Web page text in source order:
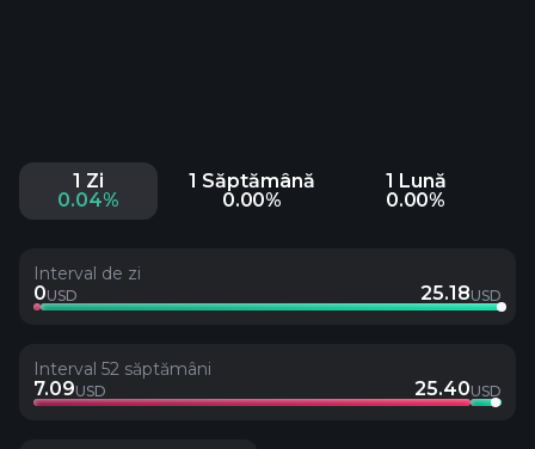
1 Zi
0.04%
1 Săptămână
0.00%
1 Lună
0.00%
Interval de zi
0USD 25.18USD
Interval 52 săptămâni
7.09USD 25.40USD